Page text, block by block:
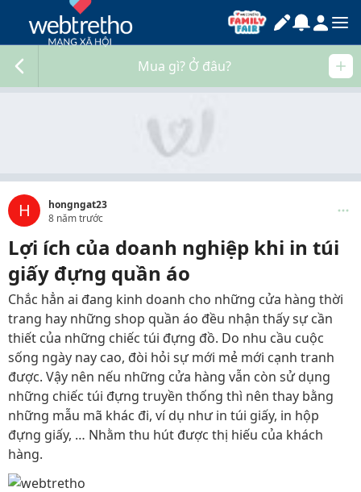
Mua gì? Ở đâu?
H
hongngat23
8 năm trước
Lợi ích của doanh nghiệp khi in túi
giấy đựng quần áo
Chắc hẳn ai đang kinh doanh cho những cửa hàng thời
trang hay những shop quần áo đều nhận thấy sự cần
thiết của những chiếc túi đựng đồ. Do nhu cầu cuộc
sống ngày nay cao, đòi hỏi sự mới mẻ mới cạnh tranh
được. Vậy nên nếu những cửa hàng vẫn còn sử dụng
những chiếc túi đựng truyền thống thì nên thay bằng
những mẫu mã khác đi, ví dụ như in túi giấy, in hộp
đựng giấy, … Nhằm thu hút được thị hiếu của khách
hàng.